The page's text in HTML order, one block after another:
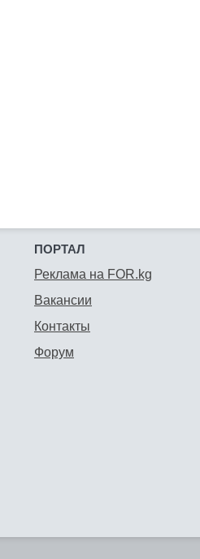
ПОРТАЛ
Реклама на FOR.kg
Вакансии
Контакты
Форум